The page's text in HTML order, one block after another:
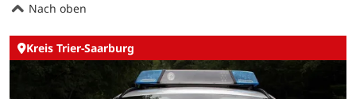
Nach oben
Kreis Trier-Saarburg